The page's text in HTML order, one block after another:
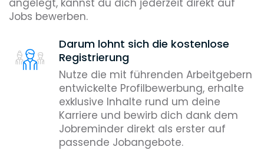
angelegt, kannst du dich jederzeit direkt auf
Jobs bewerben.
Darum lohnt sich die kostenlose
Registrierung
Nutze die mit führenden Arbeitgebern
entwickelte Profilbewerbung, erhalte
exklusive Inhalte rund um deine
Karriere und bewirb dich dank dem
Jobreminder direkt als erster auf
passende Jobangebote.